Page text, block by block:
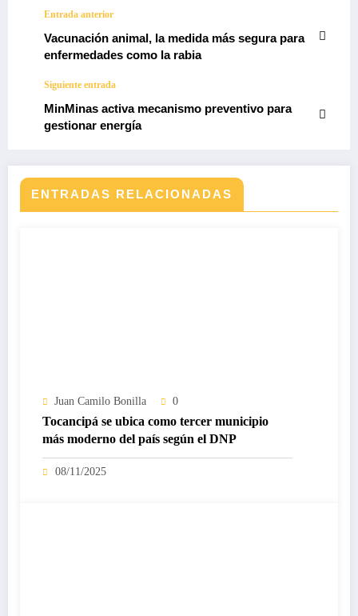
Entrada anterior
Vacunación animal, la medida más segura para
enfermedades como la rabia
Siguiente entrada
MinMinas activa mecanismo preventivo para
gestionar energía
ENTRADAS RELACIONADAS
Juan Camilo Bonilla 0
Tocancipá se ubica como tercer municipio
más moderno del país según el DNP
08/11/2025